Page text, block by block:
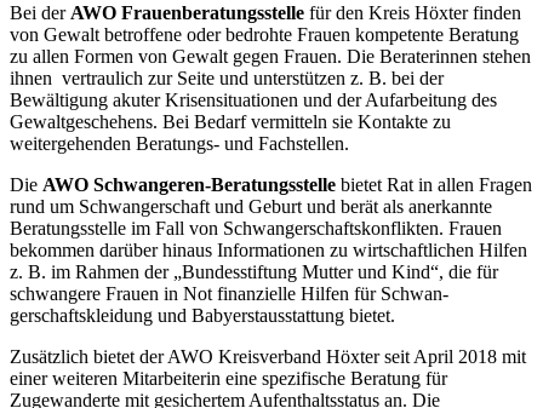
Bei der AWO Frauenberatungsstelle für den Kreis Höxter finden
von Gewalt betroffene oder bedrohte Frauen kompetente Beratung
zu allen Formen von Gewalt gegen Frauen. Die Berate­rinnen stehen
ihnen vertraulich zur Seite und unterstützen z. B. bei der
Bewältigung akuter Kri­sensituationen und der Aufarbeitung des
Gewaltgeschehens. Bei Bedarf vermitteln sie Kontakte zu
weitergehenden Beratungs- und Fachstellen.
Die AWO Schwangeren-Beratungsstelle bietet Rat in allen Fragen
rund um Schwangerschaft und Geburt und berät als anerkannte
Beratungsstelle im Fall von Schwangerschaftskonflikten. Frauen
bekommen darüber hinaus Informationen zu wirtschaftlichen Hilfen
z. B. im Rahmen der „Bundesstiftung Mutter und Kind“, die für
schwangere Frauen in Not finanzielle Hilfen für Schwan­
gerschaftskleidung und Babyerstausstattung bietet.
Zusätzlich bietet der AWO Kreisverband Höxter seit April 2018 mit
einer weiteren Mitarbeiterin eine spezifische Beratung für
Zugewanderte mit gesichertem Aufenthaltsstatus an. Die